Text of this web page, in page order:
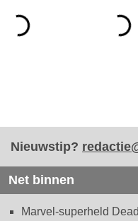
Nieuwstip?
Net binnen
Marvel-superheld